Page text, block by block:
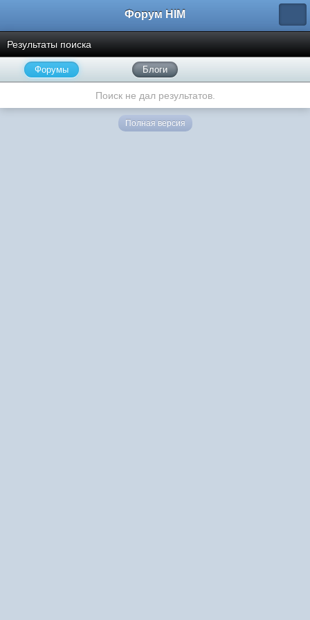
Форум HIM
Результаты поиска
Форумы Блоги
Поиск не дал результатов.
Полная версия